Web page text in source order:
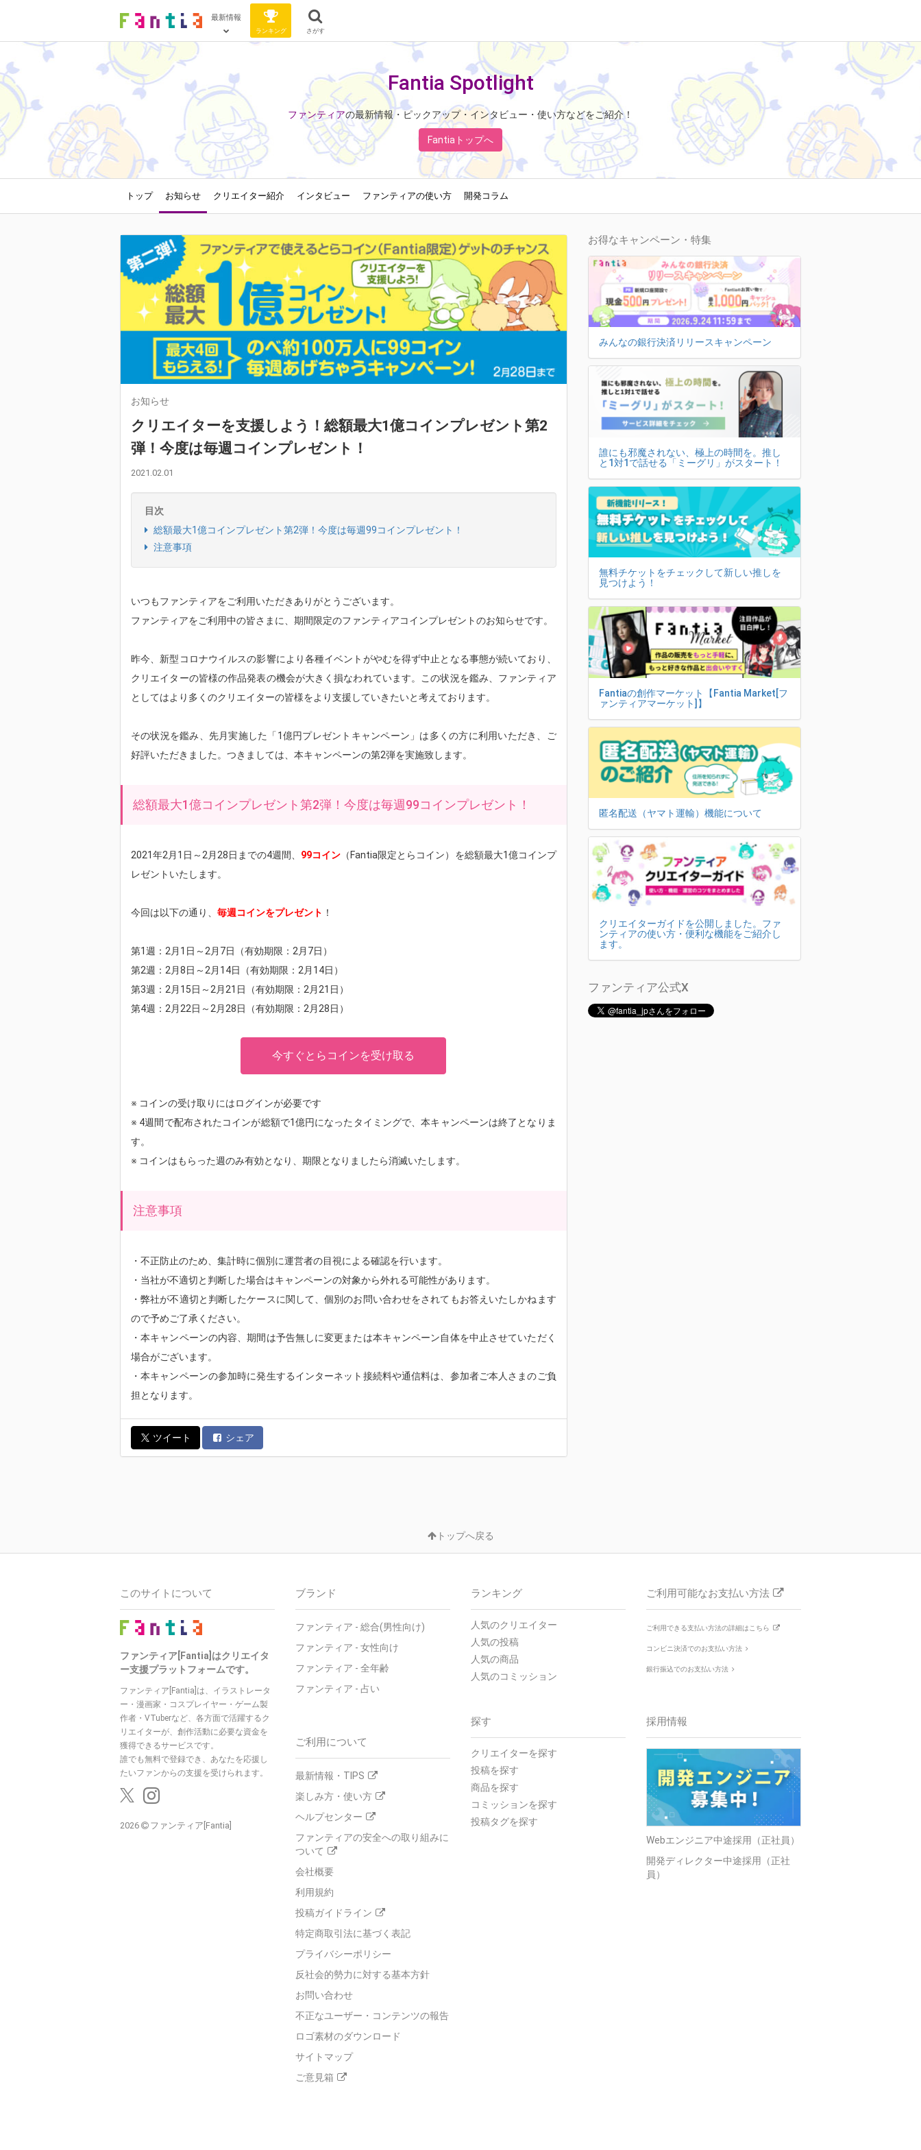
最新情報
ランキング さがす
Fantia Spotlight
ファンティアの最新情報・ピックアップ・インタビュー・使い方などをご紹介！
Fantiaトップへ
トップ お知らせ クリエイター紹介 インタビュー ファンティアの使い方 開発コラム
お知らせ
クリエイターを支援しよう！総額最大1億コインプレゼント第2
弾！今度は毎週コインプレゼント！
2021.02.01
目次
総額最大1億コインプレゼント第2弾！今度は毎週99コインプレゼント！
注意事項
いつもファンティアをご利用いただきありがとうございます。
ファンティアをご利用中の皆さまに、期間限定のファンティアコインプレゼントのお知らせです。
昨今、新型コロナウイルスの影響により各種イベントがやむを得ず中止となる事態が続いており、
クリエイターの皆様の作品発表の機会が大きく損なわれています。この状況を鑑み、ファンティア
としてはより多くのクリエイターの皆様をより支援していきたいと考えております。
その状況を鑑み、先月実施した「1億円プレゼントキャンペーン」は多くの方に利用いただき、ご
好評いただきました。つきましては、本キャンペーンの第2弾を実施致します。
総額最大1億コインプレゼント第2弾！今度は毎週99コインプレゼント！
2021年2月1日～2月28日までの4週間、 99コイン （Fantia限定とらコイン）を総額最大1億コインプ
レゼントいたします。
今回は以下の通り、 毎週コインをプレゼント ！
第1週：2月1日～2月7日（有効期限：2月7日）
第2週：2月8日～2月14日（有効期限：2月14日）
第3週：2月15日～2月21日（有効期限：2月21日）
第4週：2月22日～2月28日（有効期限：2月28日）
今すぐとらコインを受け取る
※ コインの受け取りにはログインが必要です
※ 4週間で配布されたコインが総額で1億円になったタイミングで、本キャンペーンは終了となりま
す。
※ コインはもらった週のみ有効となり、期限となりましたら消滅いたします。
注意事項
・不正防止のため、集計時に個別に運営者の目視による確認を行います。
・当社が不適切と判断した場合はキャンペーンの対象から外れる可能性があります。
・弊社が不適切と判断したケースに関して、個別のお問い合わせをされてもお答えいたしかねます
ので予めご了承ください。
・本キャンペーンの内容、期間は予告無しに変更または本キャンペーン自体を中止させていただく
場合がございます。
・本キャンペーンの参加時に発生するインターネット接続料や通信料は、参加者ご本人さまのご負
担となります。
ツイート シェア
お得なキャンペーン・特集
みんなの銀行決済リリースキャンペーン
誰にも邪魔されない、極上の時間を。推し
と1対1で話せる「ミーグリ」がスタート！
無料チケットをチェックして新しい推しを
見つけよう！
Fantiaの創作マーケット【Fantia Market[フ
ァンティアマーケット]】
匿名配送（ヤマト運輸）機能について
クリエイターガイドを公開しました。ファ
ンティアの使い方・便利な機能をご紹介し
ます。
ファンティア公式X
トップへ戻る
ブランド
ファンティア - 総合(男性向け)
ファンティア - 女性向け
ファンティア - 全年齢
ファンティア - 占い
ご利用について
最新情報・TIPS
楽しみ方・使い方
ヘルプセンター
ファンティアの安全への取り組みに
ついて
会社概要
利用規約
投稿ガイドライン
特定商取引法に基づく表記
プライバシーポリシー
反社会的勢力に対する基本方針
お問い合わせ
不正なユーザー・コンテンツの報告
ロゴ素材のダウンロード
サイトマップ
ご意見箱
ランキング
人気のクリエイター
人気の投稿
人気の商品
人気のコミッション
探す
クリエイターを探す
投稿を探す
商品を探す
コミッションを探す
投稿タグを探す
ご利用可能なお支払い方法
ご利用できる支払い方法の詳細はこちら
コンビニ決済でのお支払い方法
銀行振込でのお支払い方法
採用情報
Webエンジニア中途採用（正社員）
開発ディレクター中途採用（正社
員）
このサイトについて
ファンティア[Fantia]はクリエイタ
ー支援プラットフォームです。
ファンティア[Fantia]は、イラストレータ
ー・漫画家・コスプレイヤー・ゲーム製
作者・VTuberなど、各方面で活躍するク
リエイターが、創作活動に必要な資金を
獲得できるサービスです。
誰でも無料で登録でき、あなたを応援し
たいファンからの支援を受けられます。
2026 ファンティア[Fantia]